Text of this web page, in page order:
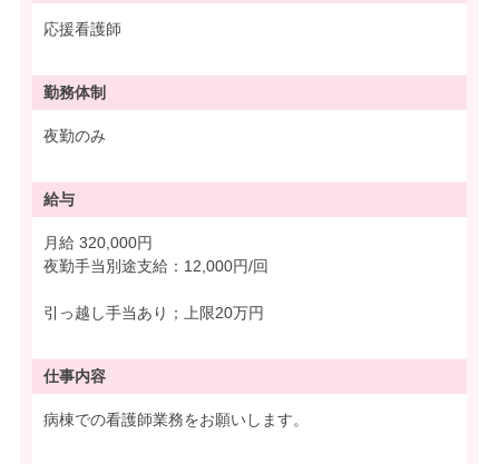
応援看護師
勤務体制
夜勤のみ
給与
月給 320,000円
夜勤手当別途支給：12,000円/回
引っ越し手当あり；上限20万円
仕事内容
病棟での看護師業務をお願いします。